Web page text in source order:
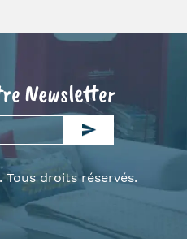
Newsletter
droits réservés.